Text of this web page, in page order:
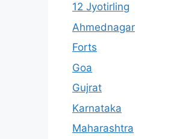
12 Jyotirling
Ahmednagar
Forts
Goa
Gujrat
Karnataka
Maharashtra